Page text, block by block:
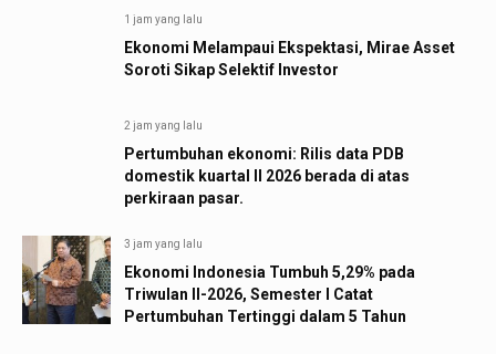
1 jam yang lalu
Ekonomi Melampaui Ekspektasi, Mirae Asset
Soroti Sikap Selektif Investor
2 jam yang lalu
Pertumbuhan ekonomi: Rilis data PDB
domestik kuartal II 2026 berada di atas
perkiraan pasar.
3 jam yang lalu
Ekonomi Indonesia Tumbuh 5,29% pada
Triwulan II-2026, Semester I Catat
Pertumbuhan Tertinggi dalam 5 Tahun